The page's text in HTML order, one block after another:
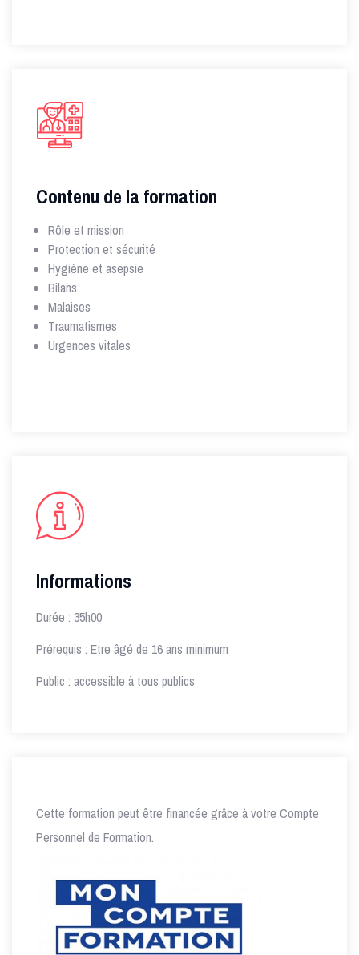
Contenu de la formation
Rôle et mission
Protection et sécurité
Hygiène et asepsie
Bilans
Malaises
Traumatismes
Urgences vitales
Informations
Durée : 35h00
Prérequis : Etre âgé de 16 ans minimum
Public : accessible à tous publics
Cette formation peut être financée grâce à votre Compte
Personnel de Formation.